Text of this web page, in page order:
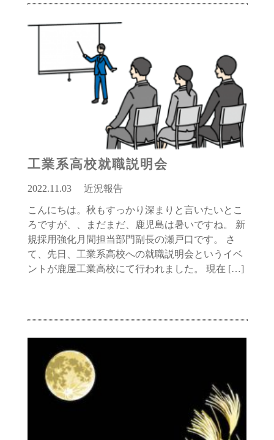
工業系高校就職説明会
2022.11.03 近況報告
こんにちは。秋もすっかり深まりと言いたいとこ
ろですが、、まだまだ、鹿児島は暑いですね。 新
規採用強化月間担当部門副長の瀬戸口です。 さ
て、先日、工業系高校への就職説明会というイベ
ントが鹿屋工業高校にて行われました。 現在 […]